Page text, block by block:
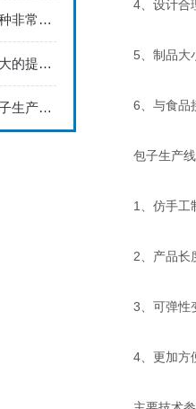
包子馒头机能够以一种非常有效的方式生产更多的馒头
包子馒头机的出现大大的提高了生产效率
看完这些你就知道包子生产线的性能特点了
4、设计合理
5、制品大小
6、与食品接
包子生产线(
1、仿手工
2、产品长度
3、可弹性变
4、更加方